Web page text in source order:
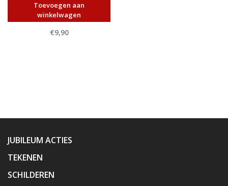
Toevoegen aan
winkelwagen
€9,90
JUBILEUM ACTIES
TEKENEN
SCHILDEREN